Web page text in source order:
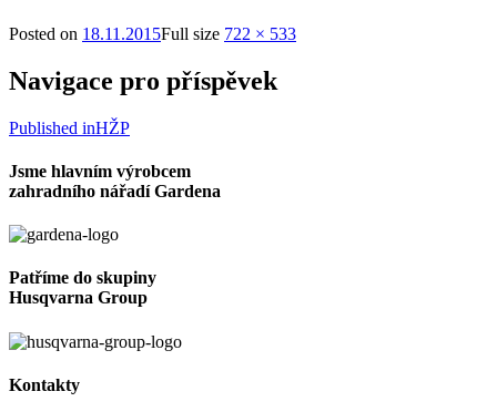
Posted on 18.11.2015Full size 722 × 533
Navigace pro příspěvek
Published inHŽP
Jsme hlavním výrobcem
zahradního nářadí Gardena
Patříme do skupiny
Husqvarna Group
Kontakty